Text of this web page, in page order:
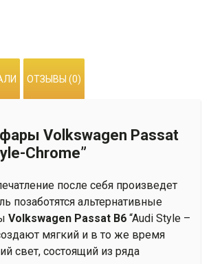
ОТЗЫВЫ (0)
Volkswagen Passat
Chrome”
после себя произведет
позаботятся альтернативные
Volkswagen Passat B6 “Audi Style –
мягкий и в то же время
свет, состоящий из ряда